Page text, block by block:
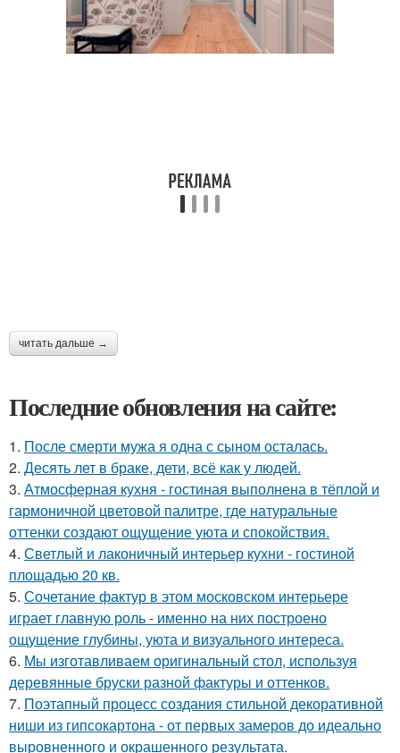
читать дальше →
Последние обновления на сайте:
1. После смерти мужа я одна с сыном осталась.
2. Десять лет в браке, дети, всё как у людей.
3. Атмосферная кухня - гостиная выполнена в тёплой и
гармоничной цветовой палитре, где натуральные
оттенки создают ощущение уюта и спокойствия.
4. Светлый и лаконичный интерьер кухни - гостиной
площадью 20 кв.
5. Сочетание фактур в этом московском интерьере
играет главную роль - именно на них построено
ощущение глубины, уюта и визуального интереса.
6. Мы изготавливаем оригинальный стол, используя
деревянные бруски разной фактуры и оттенков.
7. Поэтапный процесс создания стильной декоративной
ниши из гипсокартона - от первых замеров до идеально
выровненного и окрашенного результата.